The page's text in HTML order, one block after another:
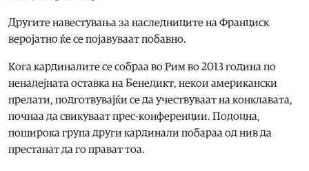
Другите навестувања за наследниците на Франциск
веројатно ќе се појавуваат побавно.
Кога кардиналите се собраа во Рим во 2013 година по
ненадејната оставка на Бенедикт, некои американски
прелати, подготвувајќи се да учествуваат на конклавата,
почнаа да свикуваат прес-конференции. Подоцна,
поширока група други кардинали побараа од нив да
престанат да го прават тоа.